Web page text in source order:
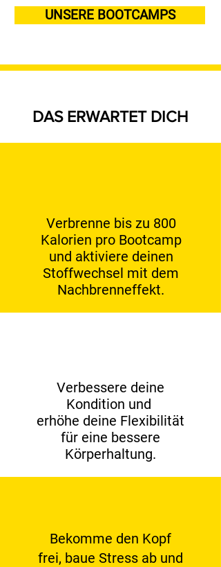
UNSERE BOOTCAMPS
DAS ERWARTET DICH
Verbrenne bis zu 800
Kalorien pro Bootcamp
und aktiviere deinen
Stoffwechsel mit dem
Nachbrenneffekt.
Verbessere deine
Kondition und
erhöhe deine Flexibilität
für eine bessere
Körperhaltung.
Bekomme den Kopf
frei, baue Stress ab und